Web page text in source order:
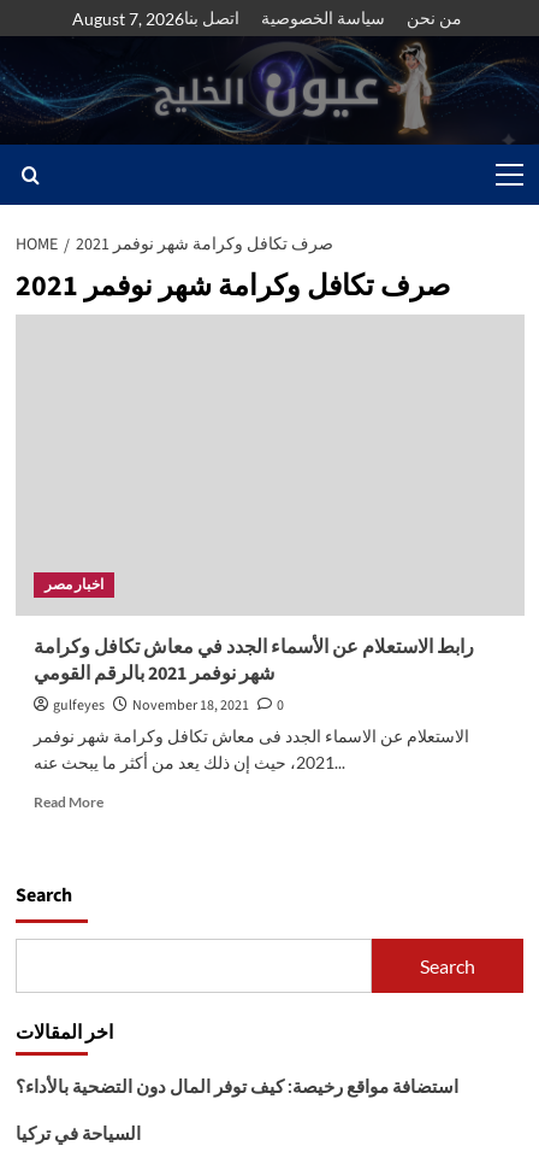
to
content
August 7, 2026اتصل بنا سياسة الخصوصية من نحن
Menu
HOME صرف تكافل وكرامة شهر نوفمر 2021
صرف تكافل وكرامة شهر نوفمر 2021
اخبار مصر
رابط الاستعلام عن الأسماء الجدد في معاش تكافل وكرامة
شهر نوفمر 2021 بالرقم القومي
gulfeyes November 18, 2021
0
الاستعلام عن الاسماء الجدد فى معاش تكافل وكرامة شهر نوفمر
2021، حيث إن ذلك يعد من أكثر ما يبحث عنه...
Read MoreRead
الأسماء
تكافل
نوفمر
بالرقم
Search
Search
اخر المقالات
استضافة مواقع رخيصة: كيف توفر المال دون التضحية بالأداء؟
السياحة في تركيا